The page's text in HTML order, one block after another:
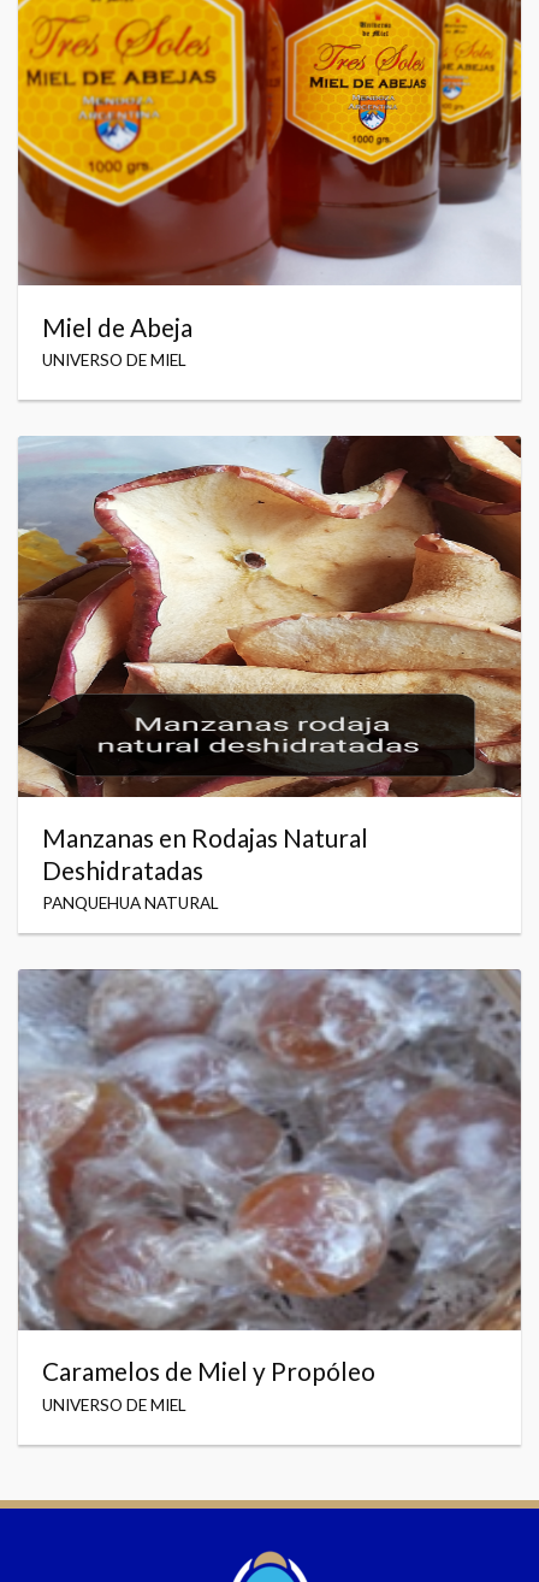
Miel de Abeja
UNIVERSO DE MIEL
Manzanas en Rodajas Natural
Deshidratadas
PANQUEHUA NATURAL
Caramelos de Miel y Propóleo
UNIVERSO DE MIEL